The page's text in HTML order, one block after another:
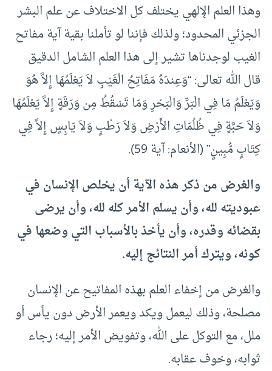
وهذا العلم الإلهي يختلف كل الاختلاف عن علم البشر
الجزئي المحدود؛ ولذلك فإننا لو تأملنا بقية آية مفاتح
الغيب لوجدناها تشير إلى هذا العلم الشامل الدقيق
قال الله تعالى: “وَعِندَهُ مَفَاتِحُ الْغَيْبِ لاَ يَعْلَمُهَا إِلاَّ هُوَ
وَيَعْلَمُ مَا فِي الْبَرِّ وَالْبَحْرِ وَمَا تَسْقُطُ مِن وَرَقَةٍ إِلاَّ يَعْلَمُهَا
وَلاَ حَبَّةٍ فِي ظُلُمَاتِ الأَرْضِ وَلاَ رَطْبٍ وَلاَ يَابِسٍ إِلاَّ فِي
كِتَابٍ مُّبِينٍ” (الأنعام: آية 59).
والغرض من ذكر هذه الآية أن يخلص الإنسان في
عبوديته لله، وأن يسلم الأمر كله لله، وأن يرضى
بقضائه وقدره، وأن يأخذ بالأسباب التي وضعها في
كونه، ويترك أمر النتائج إليه.
والغرض من إخفاء العلم بهذه المفاتيح عن الإنسان
مصلحة، وذلك ليعمل ويكد ويعمر الأرض دون يأس أو
ملل، مع التوكل على الله، وتفويض الأمر إليه؛ رجاء
ثوابه، وخوف عقابه.